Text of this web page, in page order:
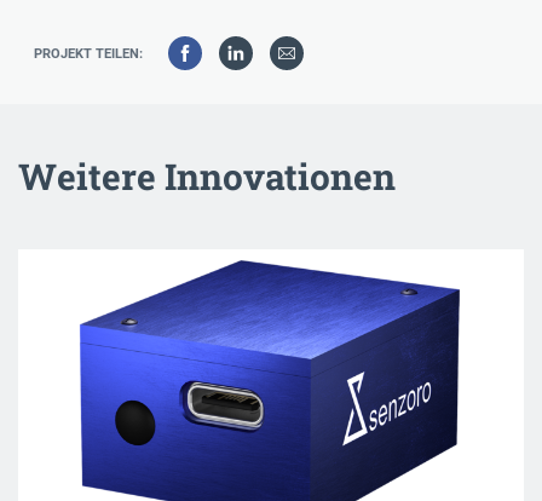
PROJEKT TEILEN:
Weitere Innovationen